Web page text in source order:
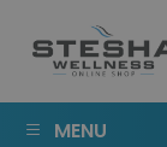
MENU